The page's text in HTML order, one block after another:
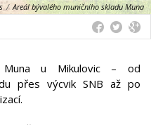
/ Areál bývalého muničního skladu Muna
Muna u Mikulovic – od
přes výcvik SNB až po